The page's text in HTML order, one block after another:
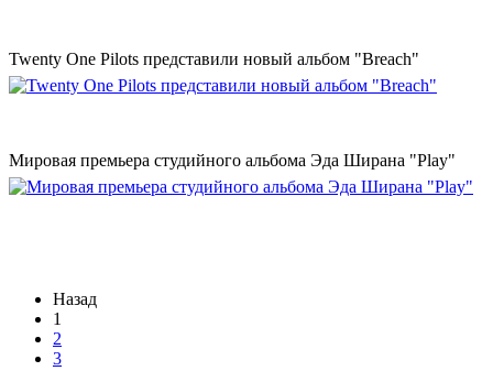
Twenty One Pilots представили новый альбом "Breach"
Мировая премьера студийного альбома Эда Ширана "Play"
Назад
1
2
3